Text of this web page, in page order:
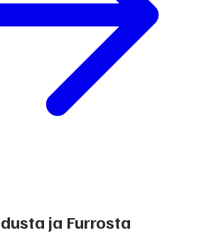
ja Furrosta